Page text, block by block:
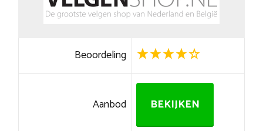
Beoordeling
Aanbod BEKIJKEN